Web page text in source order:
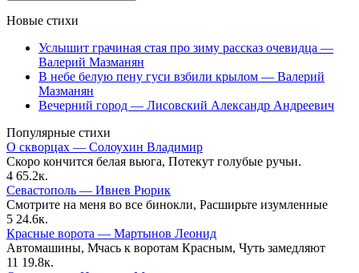
Новые стихи
Услышит грачиная стая про зиму рассказ очевидца —
Валерий Мазманян
В небе белую пену гуси взбили крылом — Валерий
Мазманян
Вечерний город — Лисовский Александр Андреевич
Популярные стихи
О скворцах — Солоухин Владимир
Скоро кончится белая вьюга, Потекут голубые ручьи.
4 65.2к.
Севастополь — Ивнев Рюрик
Смотрите на меня во все бинокли, Расширьте изумленные
5 24.6к.
Красные ворота — Мартынов Леонид
Автомашины, Мчась к воротам Красным, Чуть замедляют
11 19.8к.